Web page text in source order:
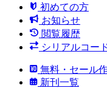
初めての方
お知らせ
閲覧履歴
シリアルコー
無料・セール
新刊一覧